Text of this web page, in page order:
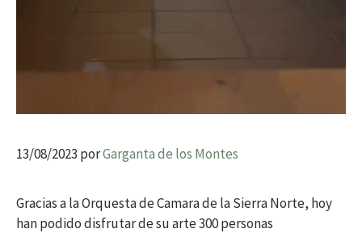
13/08/2023 porGarganta de los Montes
Gracias a la Orquesta de Camara de la Sierra Norte, hoy
han podido disfrutar de su arte 300 personas